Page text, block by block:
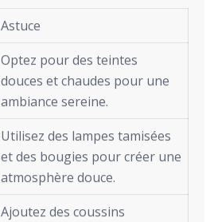
Astuce
Optez pour des teintes
douces et chaudes pour une
ambiance sereine.
Utilisez des lampes tamisées
et des bougies pour créer une
atmosphère douce.
Ajoutez des coussins